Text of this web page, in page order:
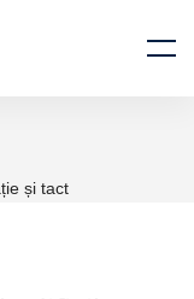
și tact